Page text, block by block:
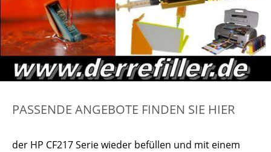
PASSENDE ANGEBOTE FINDEN SIE HIER
der HP CF217 Serie wieder befüllen und mit einem